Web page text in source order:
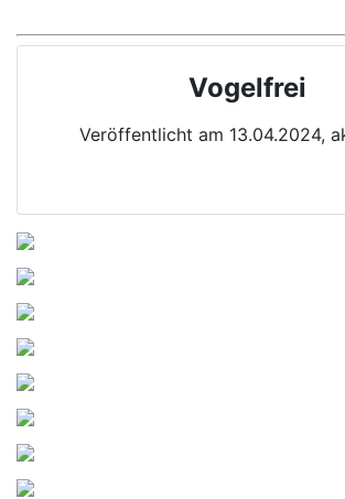
Vogelfrei
Veröffentlicht am 13.04.2024,